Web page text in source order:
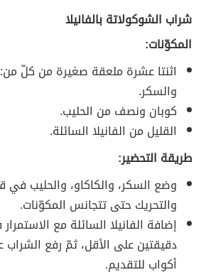
شراب الشوكولاتة بالفانيلا
المكوّنات:
اثنتا عشرة ملعقة صغيرة من كلّ من:
والسكر.
كوبان ونصف من الحليب.
القليل من الفانيلا السائلة.
طريقة التحضير:
وضع السكر، والكاكاو، والحليب في
والتحريك حتى تتجانس المكوّنات.
إضافة الفانيلا السائلة مع
دقيقتين على الأقل، ثمّ رفع
أكواب للتقديم.